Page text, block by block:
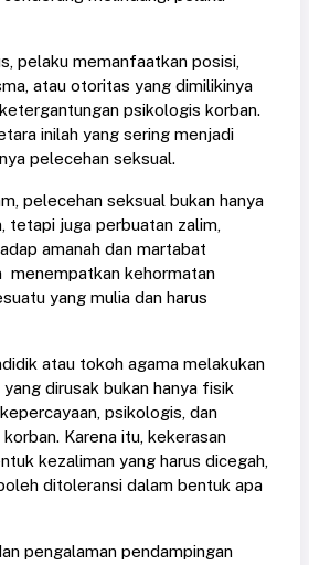
pelaku memanfaatkan posisi,
atau otoritas yang dimilikinya
psikologis korban.
inilah yang sering menjadi
pelecehan seksual.
pelecehan seksual bukan hanya
tetapi juga perbuatan zalim,
amanah dan martabat
menempatkan kehormatan
yang mulia dan harus
atau tokoh agama melakukan
dirusak bukan hanya fisik
psikologis, dan
Karena itu, kekerasan
kezaliman yang harus dicegah,
ditoleransi dalam bentuk apa
pengalaman pendampingan